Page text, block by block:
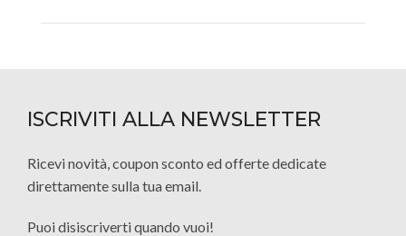
ISCRIVITI ALLA NEWSLETTER
Ricevi novità, coupon sconto ed offerte dedicate
direttamente sulla tua email.
Puoi disiscriverti quando vuoi!